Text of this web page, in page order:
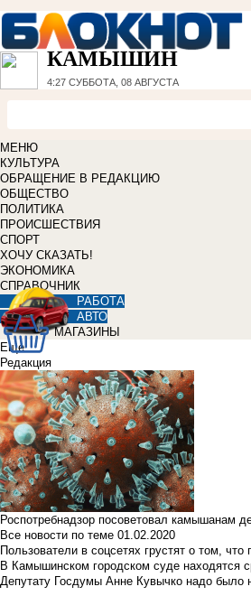
КАМЫШИН
4:27 СУББОТА, 08 АВГУСТА
МЕНЮ
КУЛЬТУРА
ОБРАЩЕНИЕ В РЕДАКЦИЮ
ОБЩЕСТВО
ПОЛИТИКА
ПРОИСШЕСТВИЯ
СПОРТ
ХОЧУ СКАЗАТЬ!
ЭКОНОМИКА
СПРАВОЧНИК
РАБОТА
АВТО
МАГАЗИНЫ
Еще
Редакция
Роспотребнадзор посоветовал камышанам
Все новости по теме 01.02.2020
Пользователи в соцсетях грустят о том,
В Камышинском городском суде находятся
Депутату Госдумы Анне Кувычко надо было